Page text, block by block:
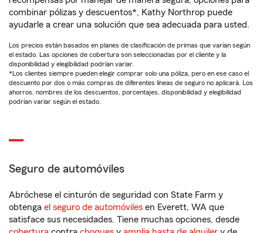
combinar pólizas y descuentos*, Kathy Northrop puede
ayudarle a crear una solución que sea adecuada para usted.
Los precios están basados en planes de clasificación de primas que varían según
el estado. Las opciones de cobertura son seleccionadas por el cliente y la
disponibilidad y elegibilidad podrían variar.
*Los clientes siempre pueden elegir comprar solo una póliza, pero en ese caso el
descuento por dos o más compras de diferentes líneas de seguro no aplicará. Los
ahorros, nombres de los descuentos, porcentajes, disponibilidad y elegibilidad
podrían variar según el estado.
Seguro de automóviles
Abróchese el cinturón de seguridad con State Farm y
obtenga el seguro de automóviles en Everett, WA que
satisface sus necesidades. Tiene muchas opciones, desde